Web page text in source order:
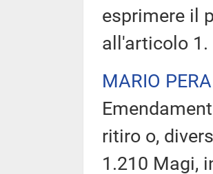
esprimere il
all'articolo 1.
MARIO
ritiro o,
1.210 Magi,